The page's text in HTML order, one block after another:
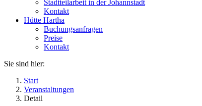
Stadtteilarbeit in der Johannstadt
Kontakt
Hütte Hartha
Buchungsanfragen
Preise
Kontakt
Sie sind hier:
Start
Veranstaltungen
Detail